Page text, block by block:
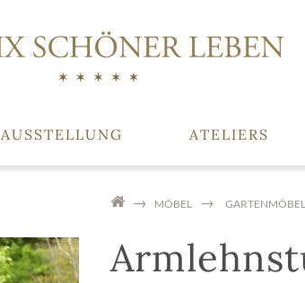
AUSSTELLUNG ATELIERS
MÖBEL GARTENMÖBEL